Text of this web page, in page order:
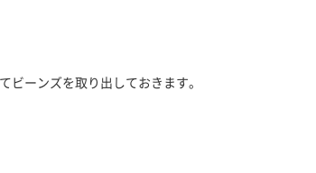
ビーンズを取り出しておきます。